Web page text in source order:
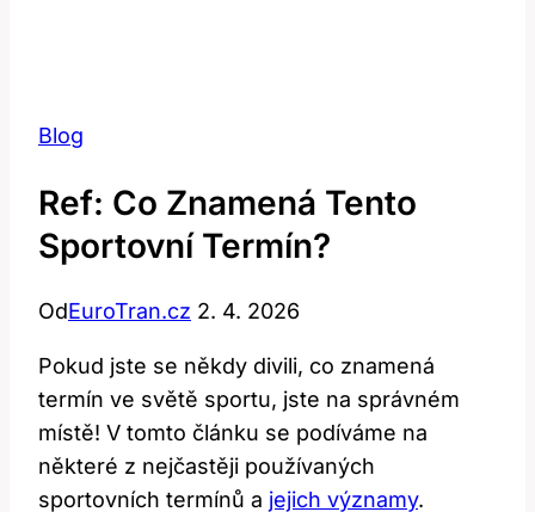
Blog
Ref: Co Znamená Tento
Sportovní Termín?
OdEuroTran.cz 2. 4. 2026
Pokud jste se někdy divili, co znamená
termín ve světě sportu, jste na správném
místě! V tomto článku se podíváme na
některé z nejčastěji používaných
sportovních termínů a jejich významy.